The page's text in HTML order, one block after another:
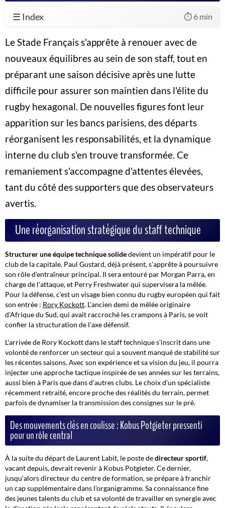
☰ Index ⏱️ 6 min
Le Stade Français s'apprête à renouer avec de
nouveaux équilibres au sein de son staff, tout en
préparant une saison décisive après une lutte
difficile pour assurer son maintien dans l'élite du
rugby hexagonal. De nouvelles figures font leur
apparition sur les bancs parisiens, des départs
réorganisent les responsabilités, et la dynamique
interne du club s'en trouve transformée. Ce
remaniement s'accompagne d'attentes élevées,
tant du côté des supporters que des observateurs
avertis.
Une réorganisation stratégique du staff technique
Structurer une équipe technique solidedevient un impératif pour le
club de la capitale. Paul Gustard, déjà présent, s'apprête à poursuivre
son rôle d'entraîneur principal. Il sera entouré par Morgan Parra, en
charge de l'attaque, et Perry Freshwater qui supervisera la mêlée.
Pour la défense, c'est un visage bien connu du rugby européen qui fait
son entrée : Rory Kockott. L'ancien demi de mêlée originaire
d'Afrique du Sud, qui avait raccroché les crampons à Paris, se voit
confier la structuration de l'axe défensif.
L'arrivée de Rory Kockott dans le staff technique s'inscrit dans une
volonté de renforcer un secteur qui a souvent manqué de stabilité sur
les récentes saisons. Avec son expérience et sa vision du jeu, il pourra
injecter une approche tactique inspirée de ses années sur les terrains,
aussi bien à Paris que dans d'autres clubs. Le choix d'un spécialiste
récemment retraité, encore proche des réalités du terrain, permet
parfois de dynamiser la transmission des consignes sur le pré.
Des mouvements clés en coulisse : Kobus Potgieter pressenti
pour un rôle central
À la suite du départ de Laurent Labit, le poste dedirecteur sportif,
vacant depuis, devrait revenir à Kobus Potgieter. Ce dernier,
jusqu'alors directeur du centre de formation, se prépare à franchir
un cap supplémentaire dans l'organigramme. Sa connaissance fine
des jeunes talents du club et sa volonté de travailler en synergie avec